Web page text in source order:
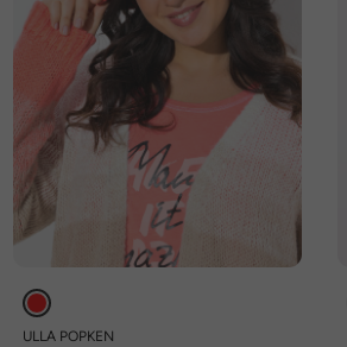
ULLA POPKEN